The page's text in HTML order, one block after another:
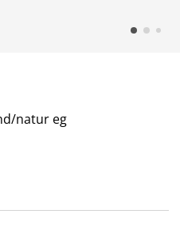
natur eg